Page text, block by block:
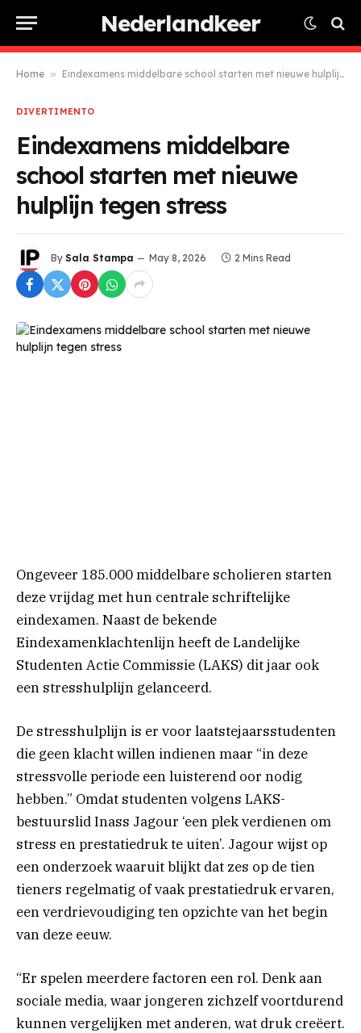
Nederlandkeer
Home » Eindexamens middelbare school starten met nieuwe hulplijn tegen stress
DIVERTIMENTO
Eindexamens middelbare
school starten met nieuwe
hulplijn tegen stress
By Sala Stampa May 8, 2026 2 Mins Read
Ongeveer 185.000 middelbare scholieren starten
deze vrijdag met hun centrale schriftelijke
eindexamen. Naast de bekende
Eindexamenklachtenlijn heeft de Landelijke
Studenten Actie Commissie (LAKS) dit jaar ook
een stresshulplijn gelanceerd.
De stresshulplijn is er voor laatstejaarsstudenten
die geen klacht willen indienen maar “in deze
stressvolle periode een luisterend oor nodig
hebben.” Omdat studenten volgens LAKS-
bestuurslid Inass Jagour ‘een plek verdienen om
stress en prestatiedruk te uiten’. Jagour wijst op
een onderzoek waaruit blijkt dat zes op de tien
tieners regelmatig of vaak prestatiedruk ervaren,
een verdrievoudiging ten opzichte van het begin
van deze eeuw.
“Er spelen meerdere factoren een rol. Denk aan
sociale media, waar jongeren zichzelf voortdurend
kunnen vergelijken met anderen, wat druk creëert.